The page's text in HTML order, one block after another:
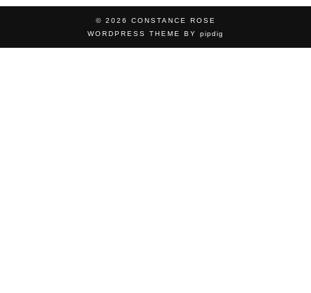
© 2026 CONSTANCE ROSE
WORDPRESS THEME BY pipdig